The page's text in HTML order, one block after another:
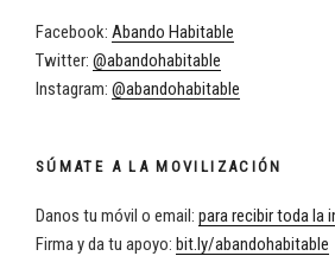
Facebook: Abando Habitable
Twitter: @abandohabitable
Instagram: @abandohabitable
SÚMATE A LA MOVILIZACIÓN
Danos tu móvil o email: para recibir toda la
Firma y da tu apoyo: bit.ly/abandohabitable